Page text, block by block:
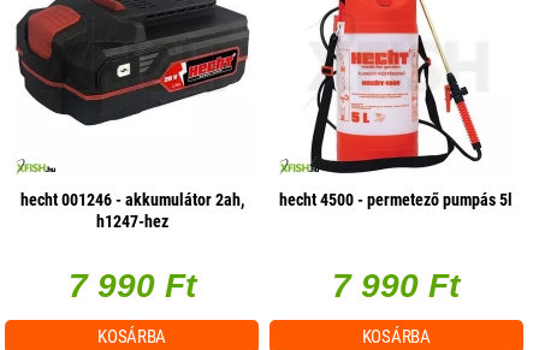
hecht 001246 - akkumulátor 2ah,
h1247-hez
7 990 Ft
KOSÁRBA
hecht 4500 - permetező pumpás 5l
7 990 Ft
KOSÁRBA